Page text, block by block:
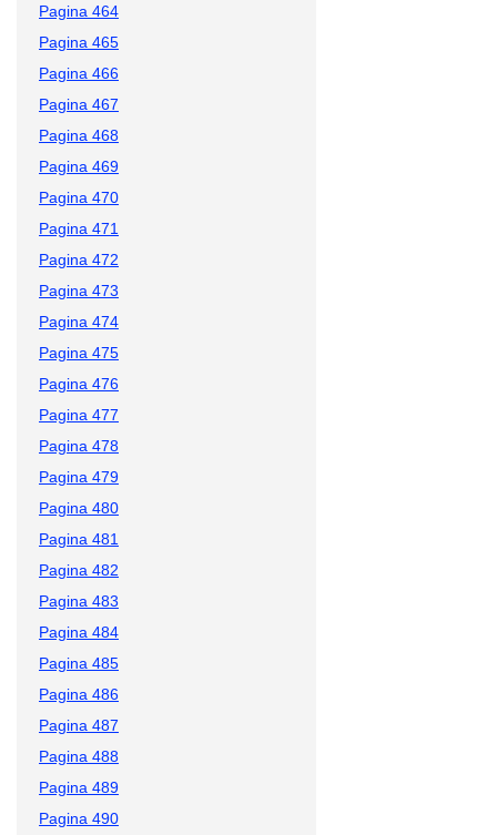
Pagina 464
Pagina 465
Pagina 466
Pagina 467
Pagina 468
Pagina 469
Pagina 470
Pagina 471
Pagina 472
Pagina 473
Pagina 474
Pagina 475
Pagina 476
Pagina 477
Pagina 478
Pagina 479
Pagina 480
Pagina 481
Pagina 482
Pagina 483
Pagina 484
Pagina 485
Pagina 486
Pagina 487
Pagina 488
Pagina 489
Pagina 490